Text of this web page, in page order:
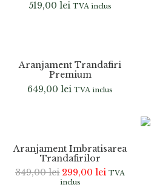
519,00lei TVA inclus
Aranjament Trandafiri
Premium
649,00lei TVA inclus
Aranjament Imbratisarea
Trandafirilor
349,00lei 299,00lei TVA
inclus